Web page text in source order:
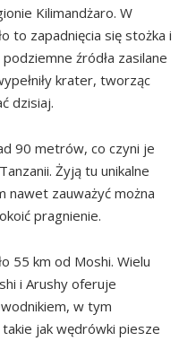
Kilimandżaro. W
to zapadnięcia się stożka i
źródła zasilane
krater, tworząc
dzisiaj.
90 metrów, co czyni je
Żyją tu unikalne
nawet zauważyć można
pragnienie.
55 km od Moshi. Wielu
i Arushy oferuje
w tym
jak wędrówki piesze